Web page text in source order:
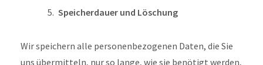
Speicherdauer und Löschung
Wir speichern alle personenbezogenen Daten, die Sie
uns übermitteln, nur so lange, wie sie benötigt werden,